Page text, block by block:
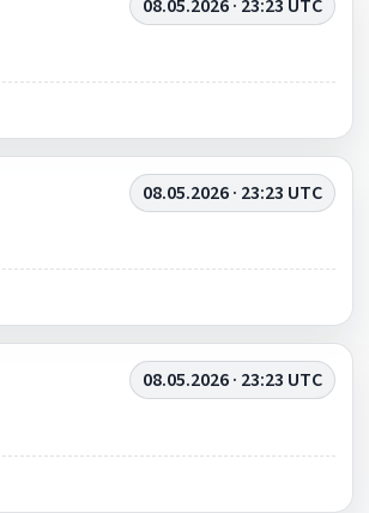
08.05.2026 · 23:23 UTC
08.05.2026 · 23:23 UTC
08.05.2026 · 23:23 UTC